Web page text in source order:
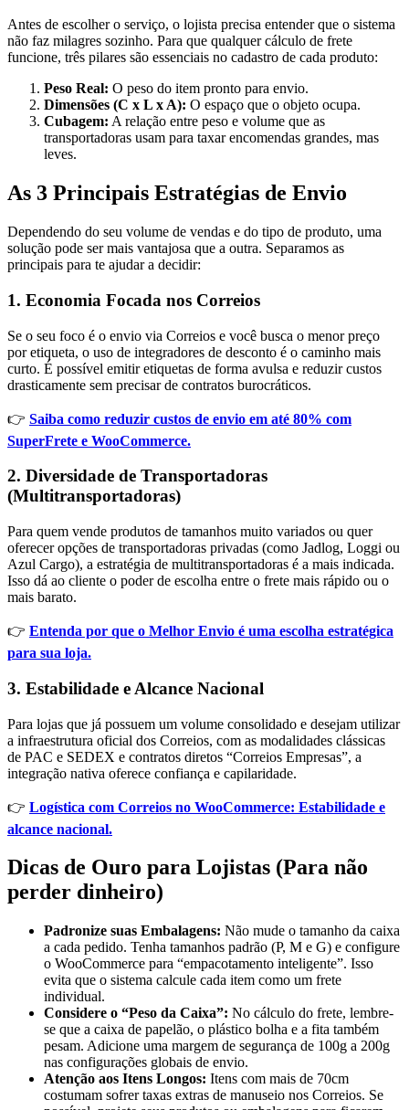
Antes de escolher o serviço, o lojista precisa entender que o sistema
não faz milagres sozinho. Para que qualquer cálculo de frete
funcione, três pilares são essenciais no cadastro de cada produto:
Peso Real: O peso do item pronto para envio.
Dimensões (C x L x A): O espaço que o objeto ocupa.
Cubagem: A relação entre peso e volume que as
transportadoras usam para taxar encomendas grandes, mas
leves.
As 3 Principais Estratégias de Envio
Dependendo do seu volume de vendas e do tipo de produto, uma
solução pode ser mais vantajosa que a outra. Separamos as
principais para te ajudar a decidir:
1. Economia Focada nos Correios
Se o seu foco é o envio via Correios e você busca o menor preço
por etiqueta, o uso de integradores de desconto é o caminho mais
curto. É possível emitir etiquetas de forma avulsa e reduzir custos
drasticamente sem precisar de contratos burocráticos.
👉 Saiba como reduzir custos de envio em até 80% com
SuperFrete e WooCommerce.
2. Diversidade de Transportadoras
(Multitransportadoras)
Para quem vende produtos de tamanhos muito variados ou quer
oferecer opções de transportadoras privadas (como Jadlog, Loggi ou
Azul Cargo), a estratégia de multitransportadoras é a mais indicada.
Isso dá ao cliente o poder de escolha entre o frete mais rápido ou o
mais barato.
👉 Entenda por que o Melhor Envio é uma escolha estratégica
para sua loja.
3. Estabilidade e Alcance Nacional
Para lojas que já possuem um volume consolidado e desejam utilizar
a infraestrutura oficial dos Correios, com as modalidades clássicas
de PAC e SEDEX e contratos diretos “Correios Empresas”, a
integração nativa oferece confiança e capilaridade.
👉 Logística com Correios no WooCommerce: Estabilidade e
alcance nacional.
Dicas de Ouro para Lojistas (Para não
perder dinheiro)
Padronize suas Embalagens: Não mude o tamanho da caixa
a cada pedido. Tenha tamanhos padrão (P, M e G) e configure
o WooCommerce para “empacotamento inteligente”. Isso
evita que o sistema calcule cada item como um frete
individual.
Considere o “Peso da Caixa”: No cálculo do frete, lembre-
se que a caixa de papelão, o plástico bolha e a fita também
pesam. Adicione uma margem de segurança de 100g a 200g
nas configurações globais de envio.
Atenção aos Itens Longos: Itens com mais de 70cm
costumam sofrer taxas extras de manuseio nos Correios. Se